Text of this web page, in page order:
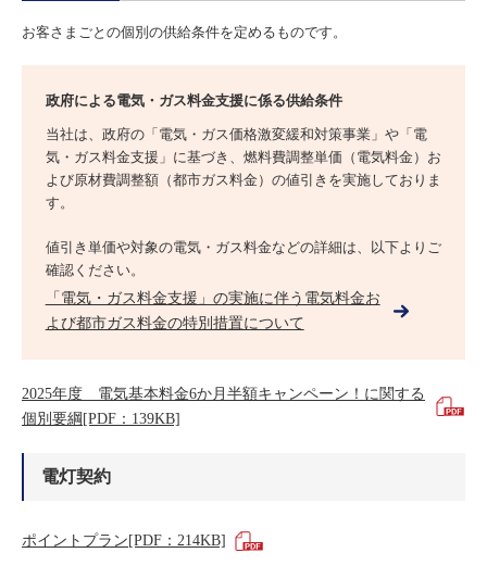
お客さまごとの個別の供給条件を定めるものです。
政府による電気・ガス料金支援に係る供給条件
当社は、政府の「電気・ガス価格激変緩和対策事業」や「電
気・ガス料金支援」に基づき、燃料費調整単価（電気料金）お
よび原材費調整額（都市ガス料金）の値引きを実施しておりま
す。
値引き単価や対象の電気・ガス料金などの詳細は、以下よりご
確認ください。
「電気・ガス料金支援」の実施に伴う電気料金お
よび都市ガス料金の特別措置について
2025年度 電気基本料金6か月半額キャンペーン！に関する
個別要綱[PDF：139KB]
電灯契約
ポイントプラン[PDF：214KB]